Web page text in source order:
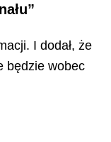
I dodał, że
będzie wobec